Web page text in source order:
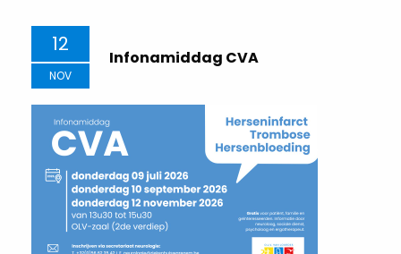
12
NOV
Infonamiddag CVA